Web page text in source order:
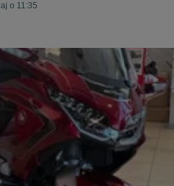
o 11:35